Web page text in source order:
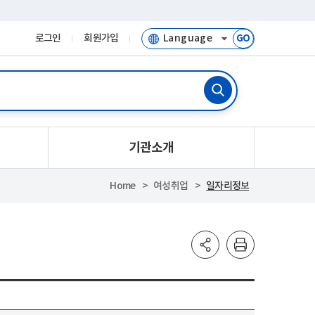
로그인 회원가입 GO
기관소개
Home 여성취업 일자리정보